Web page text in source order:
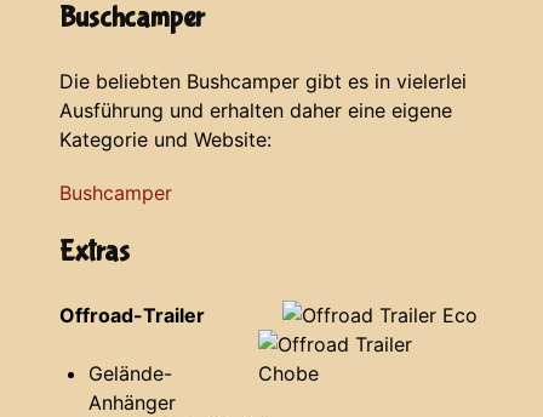
Buschcamper
Die beliebten Bushcamper gibt es in vielerlei
Ausführung und erhalten daher eine eigene
Kategorie und Website:
Bushcamper
Extras
Offroad-Trailer
Gelände-
Anhänger